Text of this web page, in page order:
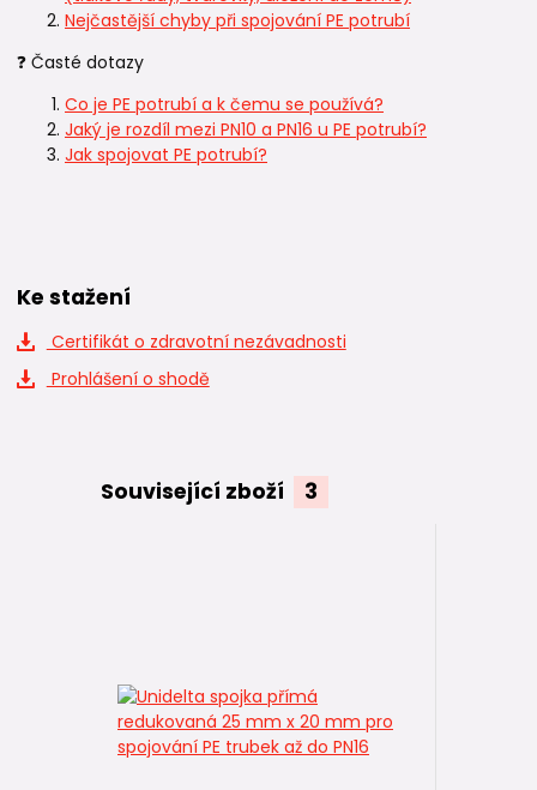
Nejčastější chyby při spojování PE potrubí
❓ Časté dotazy
Co je PE potrubí a k čemu se používá?
Jaký je rozdíl mezi PN10 a PN16 u PE potrubí?
Jak spojovat PE potrubí?
Ke stažení
Certifikát o zdravotní nezávadnosti
Prohlášení o shodě
Související zboží 3